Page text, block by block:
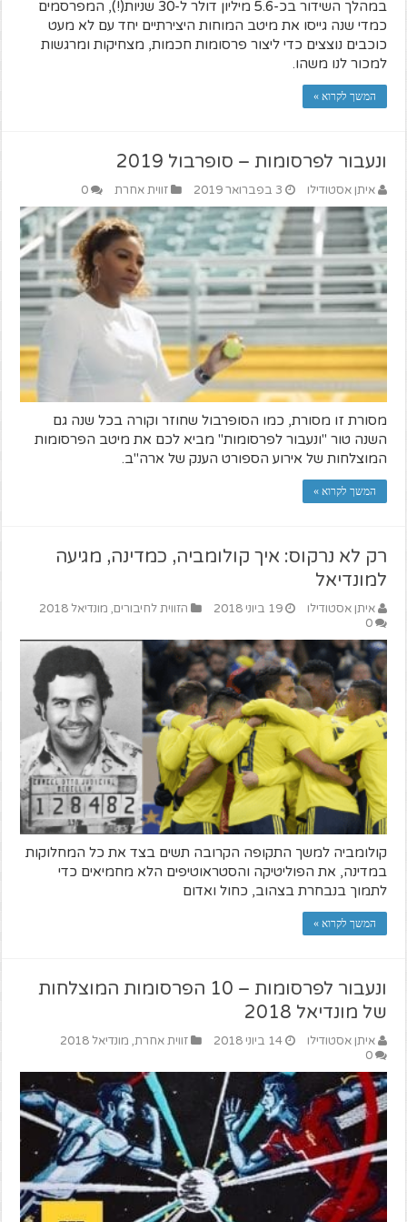
במהלך השידור בכ-5.6 מיליון דולר ל-30 שניות(!), המפרסמים
כמדי שנה גייסו את מיטב המוחות היצירתיים יחד עם לא מעט
כוכבים נוצצים כדי ליצור פרסומות חכמות, מצחיקות ומרגשות
למכור לנו משהו.
המשך לקרוא »
ונעבור לפרסומות – סופרבול 2019
איתן אסטודילו 3 בפברואר 2019 זווית אחרת 0
מסורת זו מסורת, כמו הסופרבול שחוזר וקורה בכל שנה גם
השנה טור "ונעבור לפרסומות" מביא לכם את מיטב הפרסומות
המוצלחות של אירוע הספורט הענק של ארה"ב.
המשך לקרוא »
רק לא נרקוס: איך קולומביה, כמדינה, מגיעה
למונדיאל
איתן אסטודילו 19 ביוני 2018 הזווית לחיבורים, מונדיאל 2018
0
קולומביה למשך התקופה הקרובה תשים בצד את כל המחלוקות
במדינה, את הפוליטיקה והסטראוטיפים הלא מחמיאים כדי
לתמוך בנבחרת בצהוב, כחול ואדום
המשך לקרוא »
ונעבור לפרסומות – 10 הפרסומות המוצלחות
של מונדיאל 2018
איתן אסטודילו 14 ביוני 2018 זווית אחרת, מונדיאל 2018
0